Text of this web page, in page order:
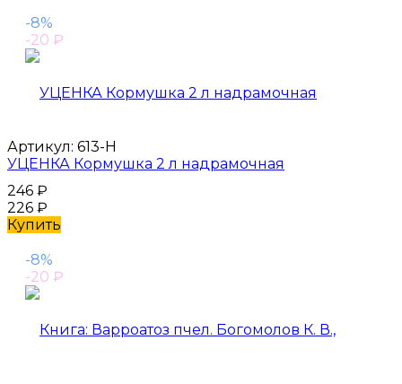
-8%
-20 ₽
Артикул: 613-Н
УЦЕНКА Кормушка 2 л надрамочная
246 ₽
226 ₽
Купить
-8%
-20 ₽